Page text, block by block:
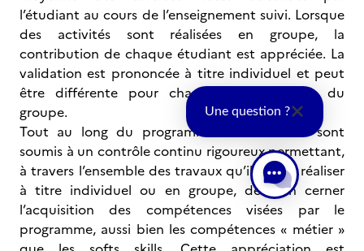
l’étudiant au cours de l’enseignement suivi. Lorsque
des activités sont réalisées en groupe, la
contribution de chaque étudiant est appréciée. La
validation est prononcée à titre individuel et peut
être différente pour chacun des membres du
groupe.
Tout au long du programme les étudiants sont
soumis à un contrôle continu rigoureux permettant,
à travers l’ensemble des travaux qu’ils ont à réaliser
à titre individuel ou en groupe, de bien cerner
l’acquisition des compétences visées par le
programme, aussi bien les compétences « métier »
Une question ?